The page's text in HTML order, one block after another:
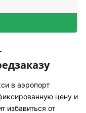
в аэропорт
цену и
избавиться от